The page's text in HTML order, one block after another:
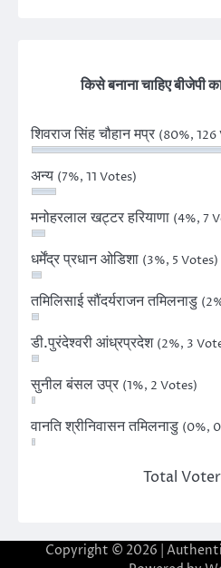
किसे बनाना चाहिए बीजेपी
शिवराज सिंह चौहान मप्र (80%, 126
अन्य (7%, 11 Votes)
मनोहरलाल खट्टर हरियाणा (4%, 7
धर्मेंद्र प्रधान ओडिशा (3%, 5 Votes)
तमिलिसाई सौंदर्यराजन तमिलनाडु
डी.पुरंदेश्वरी आंध्रप्रदेश (2%, 3
सुनील बंसल उप्र (1%, 2 Votes)
वानति श्रीनिवासन तमिलनाडु (0%,
Total
Copyright © 2026 |